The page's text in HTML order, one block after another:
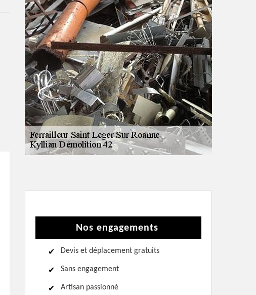
Nos engagements
Devis et déplacement gratuits
Sans engagement
Artisan passionné